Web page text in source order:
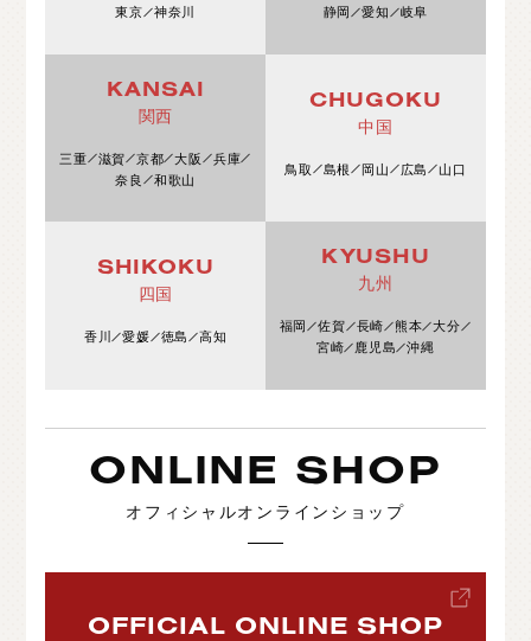
東京
神奈川
静岡
愛知 岐阜
KANSAI
関西
三重 滋賀 京都 大阪
兵庫
奈良
和歌山
CHUGOKU
中国
鳥取 島根 岡山 広島 山口
SHIKOKU
四国
香川 愛媛 徳島 高知
KYUSHU
九州
福岡 佐賀 長崎 熊本
大分
宮崎
鹿児島 沖縄
ONLINE SHOP
オフィシャルオンラインショップ
OFFICIAL ONLINE SHOP